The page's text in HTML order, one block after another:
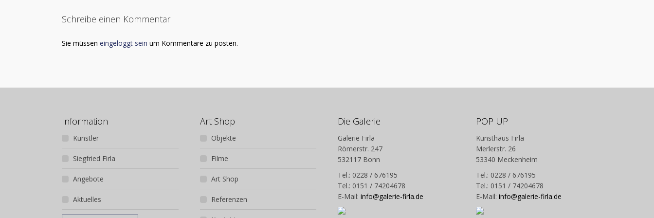
Schreibe einen Kommentar
Sie müssen eingeloggt sein um Kommentare zu posten.
Information
Künstler
Siegfried Firla
Angebote
Aktuelles
Art Shop
Objekte
Filme
Art Shop
Referenzen
Die Galerie
Galerie Firla
Römerstr. 247
532117 Bonn
Tel.: 0228 / 676195
Tel.: 0151 / 74204678
E-Mail: info@galerie-firla.de
POP UP
Kunsthaus Firla
Merlerstr. 26
53340 Meckenheim
Tel.: 0228 / 676195
Tel.: 0151 / 74204678
E-Mail: info@galerie-firla.de